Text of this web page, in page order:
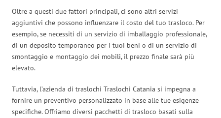
Oltre a questi due fattori principali, ci sono altri servizi
aggiuntivi che possono influenzare il costo del tuo trasloco. Per
esempio, se necessiti di un servizio di imballaggio professionale,
di un deposito temporaneo per i tuoi beni o di un servizio di
smontaggio e montaggio dei mobili, il prezzo finale sarà più
elevato.
Tuttavia, l’azienda di traslochi Traslochi Catania si impegna a
fornire un preventivo personalizzato in base alle tue esigenze
specifiche. Offriamo diversi pacchetti di trasloco basati sulla